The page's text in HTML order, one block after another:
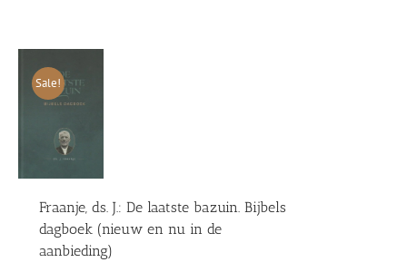
Sale!
Fraanje, ds. J.: De laatste bazuin. Bijbels
dagboek (nieuw en nu in de
aanbieding)